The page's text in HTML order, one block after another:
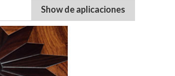
Show de aplicaciones